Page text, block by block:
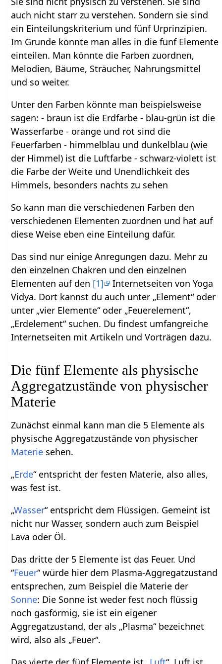
auch nicht starr zu verstehen. Sondern sie sind
ein Einteilungskriterium und fünf Urprinzipien.
Im Grunde könnte man alles in die fünf Elemente
einteilen. Man könnte die Farben zuordnen,
Melodien, Bäume, Sträucher, Nahrungsmittel
und so weiter.
Unter den Farben könnte man beispielsweise
sagen: - braun ist die Erdfarbe - blau-grün ist die
Wasserfarbe - orange und rot sind die
Feuerfarben - himmelblau und dunkelblau (wie
der Himmel) ist die Luftfarbe - schwarz-violett ist
die Farbe der Weite und Unendlichkeit des
Himmels, besonders nachts zu sehen
So kann man die verschiedenen Farben den
verschiedenen Elementen zuordnen und hat auf
diese Weise eben eine Einteilung dafür.
Das sind nur einige Anregungen dazu. Mehr zu
den einzelnen Chakren und den einzelnen
Elementen auf den [1]
Internetseiten von Yoga
Vidya. Dort kannst du auch unter „Element“ oder
unter „vier Elemente“ oder „Feuerelement“,
„Erdelement“ suchen. Du findest umfangreiche
Internetseiten mit Artikeln und Vorträgen dazu.
Die fünf Elemente als physische
Aggregatzustände von physischer
Materie
Zunächst einmal kann man die 5 Elemente als
physische Aggregatzustände von physischer
Materie sehen.
„Erde“ entspricht der festen Materie, also alles,
was fest ist.
„Wasser“ entspricht dem Flüssigen. Gemeint ist
nicht nur Wasser, sondern auch zum Beispiel
Lava oder Öl.
Das dritte der 5 Elemente ist das Feuer. Und
“Feuer“ würde hier dem Plasma-Aggregatzustand
entsprechen, zum Beispiel die Materie der
Sonne: Die Sonne ist weder fest noch flüssig
noch gasförmig, sie ist ein eigener
Aggregatzustand, der als „Plasma“ bezeichnet
wird, also als „Feuer“.